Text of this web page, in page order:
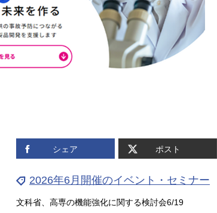
シェア ポスト
2026年6月開催のイベント・セミナー
文科省、高専の機能強化に関する検討会6/19